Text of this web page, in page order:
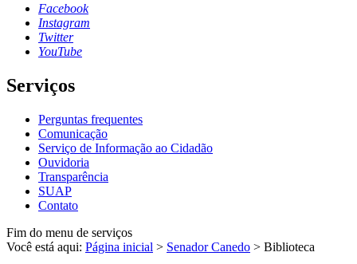
Facebook
Instagram
Twitter
YouTube
Serviços
Perguntas frequentes
Comunicação
Serviço de Informação ao Cidadão
Ouvidoria
Transparência
SUAP
Contato
Fim do menu de serviços
Você está aqui: Página inicial > Senador Canedo > Biblioteca